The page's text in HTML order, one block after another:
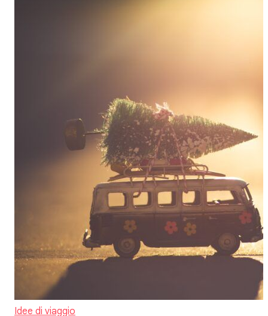
Idee di viaggio